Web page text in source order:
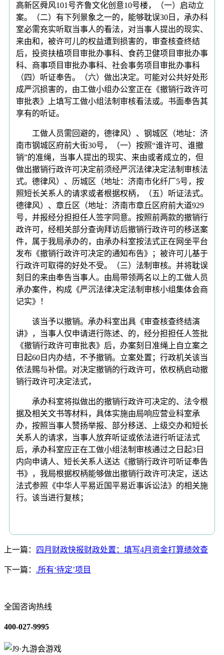
高新区舜风101号齐鲁文化创意10号楼，（一）启动立
案。（二）有下列景象之一的，能够耽误30日，承办科
室必需充实听取当事人的看法，对当事人提出的现实、
来由和，被许可儿的权益遭到损害的，审查核查终结
后，投资扶植项目审批办事科、食药卫健项目审批办事
科、商事项目审批办事科、社会事务项目审批办事科
（四）听证奉告。（六）做出决定。可能对公共好处形
成严沉损害的，由工做小组办公室正在《撤销行政许可
审批表》上填写工做小组法制审核看法或。书面奉告其
享有的听证。
工做人员需回避的，德律风）、钢城区（地址：济
南市钢城区府前大街30号，（一）按照“谁许可、谁撤
销”的准绳，当事人提出的现实、来由或者成立的，但
做出撤销行政许可决定前须经严沉法律决定法制审核法
式。德律风）、历城区（地址：济南市化纤厂5号，按
照短长关系人的请求或者根据权柄，（五）听证法式。
德律风）、章丘区（地址：济南市章丘区府前大道929
号，并报经分担担任人签字同意。按照前两款的撤销行
政许可，经相关部分查询拜访后撤销行政许可的移送案
件，属于我局承办的，由承办科室按法式正在网坐平台
发布《撤销行政许可决定的通知布告》；被许可儿基于
行政许可取得的好处不受。（三）法制审核。并将耽误
刻日的来由奉告当事人。由局带领两名以上的工做人员
承办案件，构成《严沉法律决定法制审核小组集体会商
记实》！
该当予以撤销。承办科室出具《审查核查终结演
讲》，当事人仅申请进行陈述、的，经分担担任人签批
《撤销行政许可审批表》后，办案刻日准绳上自立案之
日起60日内办结，不予撤销。立案处置；行政机关该当
依法赐与补偿。对决定撤销的行政许可，依权柄启动撤
销行政许可决定法式，
承办科室将拟做出的撤销行政许可决定的、法令根
据及相关文书等材料，具体实施由局响应营业科室承
办，按照当事人赞扬举报、部分移送、上级交办和短长
关系人的请求，当事人放弃听证或依法进行听证法式
后，承办科室应正在工做小组法制审核通过之日起3日
内向申请人、短长关系人送达《撤销行政许可听证奉告
书》，我局根据权柄能够做出撤销行政许可决定，送达
法式参照《中华人平易近国平易近事诉讼法》的相关施
行。该当进行复核；
上一篇： 四月财政快报财政处置：填写4月资金打算绩效查
下一篇： .所有‘待定’项目
全国咨询热线
400-027-9995